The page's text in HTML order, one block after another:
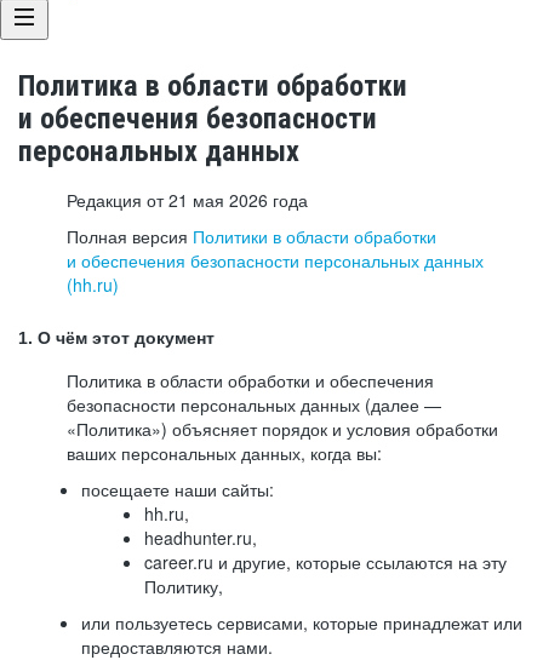
Политика в области обработки
и обеспечения безопасности
персональных данных
Редакция от 21 мая 2026 года
Полная версия Политики в области обработки
и обеспечения безопасности персональных данных
(hh.ru)
1. О чём этот документ
Политика в области обработки и обеспечения
безопасности персональных данных (далее —
«Политика») объясняет порядок и условия обработки
ваших персональных данных, когда вы:
посещаете наши сайты:
hh.ru,
headhunter.ru,
career.ru и другие, которые ссылаются на эту
Политику,
или пользуетесь сервисами, которые принадлежат или
предоставляются нами.